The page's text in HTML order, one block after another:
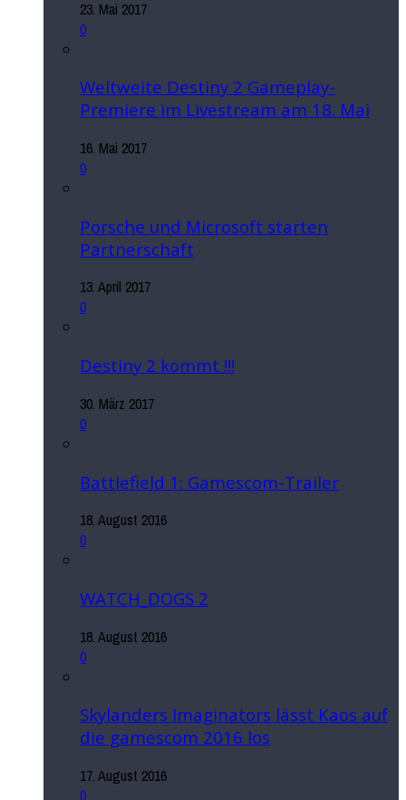
23. Mai 2017
0
Weltweite Destiny 2 Gameplay-
Premiere im Livestream am 18. Mai
16. Mai 2017
0
Porsche und Microsoft starten
Partnerschaft
13. April 2017
0
Destiny 2 kommt !!!
30. März 2017
0
Battlefield 1: Gamescom-Trailer
18. August 2016
0
WATCH_DOGS 2
18. August 2016
0
Skylanders Imaginators lässt Kaos auf
die gamescom 2016 los
17. August 2016
0